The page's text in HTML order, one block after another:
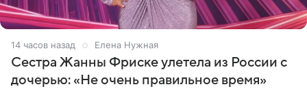
14 часов назад Елена Нужная
Сестра Жанны Фриске улетела из России с
дочерью: «Не очень правильное время»